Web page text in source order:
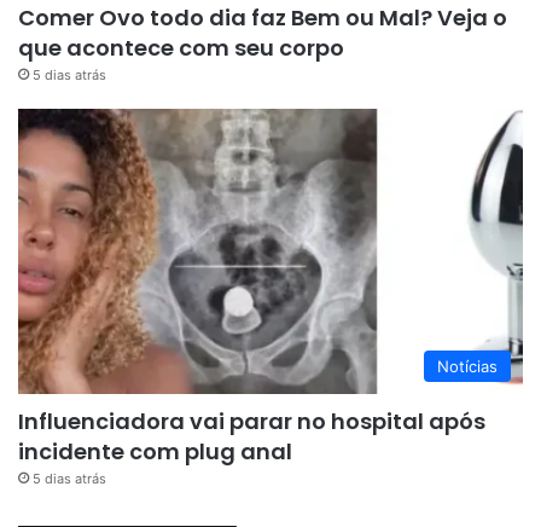
Comer Ovo todo dia faz Bem ou Mal? Veja o
que acontece com seu corpo
5 dias atrás
Notícias
Influenciadora vai parar no hospital após
incidente com plug anal
5 dias atrás